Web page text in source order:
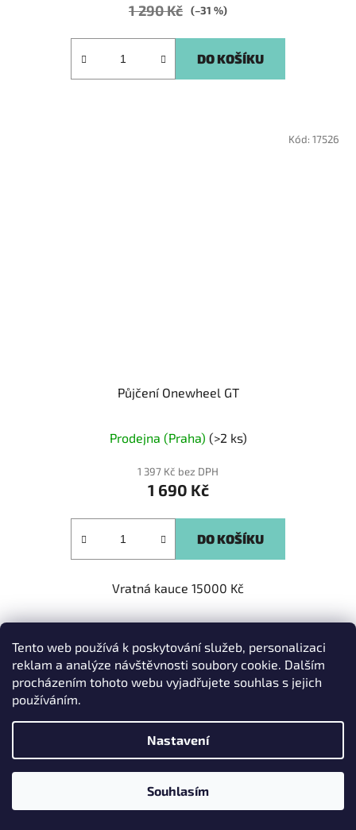
Tento web používá k poskytování služeb, personalizaci
reklam a analýze návštěvnosti soubory cookie. Dalším
procházením tohoto webu vyjadřujete souhlas s jejich
používáním.
Nastavení
Souhlasím
1 290 Kč (–31 %)
DO KOŠÍKU
Půjčení Onewheel GT
hodnocení
produktu
je
Prodejna (Praha) (>2 ks)
1 397 Kč bez DPH
1 690 Kč
DO KOŠÍKU
Vratná kauce 15000 Kč
Kód: 17526
Kód: ONW279